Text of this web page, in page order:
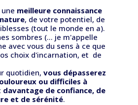
meilleure connaissance
, de votre potentiel, de
(tout le monde en a).
sombres (... je m'appelle
avec vous du sens à ce que
choix d'incarnation, et de
quotidien, vous dépasserez
ou difficiles à
davantage de confiance, de
et de sérénité.